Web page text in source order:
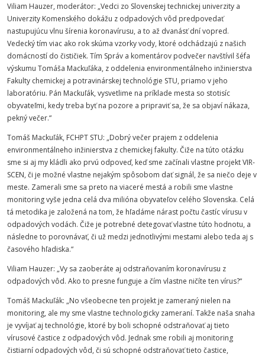
Viliam Hauzer, moderátor: „Vedci zo Slovenskej technickej univerzity a
Univerzity Komenského dokážu z odpadových vôd predpovedať
nastupujúcu vlnu šírenia koronavírusu, a to až dvanásť dní vopred.
Vedecký tím viac ako rok skúma vzorky vody, ktoré odchádzajú z našich
domácností do čističiek. Tím Správ a komentárov podvečer navštívil šéfa
výskumu Tomáša Mackuľáka, z oddelenia environmentálneho inžinierstva
Fakulty chemickej a potravinárskej technológie STU, priamo v jeho
laboratóriu. Pán Mackuľák, vysvetlime na príklade mesta so stotisíc
obyvateľmi, kedy treba byť na pozore a pripraviť sa, že sa objaví nákaza,
pekný večer.“
Tomáš Mackuľák, FCHPT STU: „Dobrý večer prajem z oddelenia
environmentálneho inžinierstva z chemickej fakulty. Čiže na túto otázku
sme si aj my kládli ako prvú odpoveď, keď sme začínali vlastne projekt VIR-
SCEN, či je možné vlastne nejakým spôsobom dať signál, že sa niečo deje v
meste. Zamerali sme sa preto na viaceré mestá a robili sme vlastne
monitoring vyše jedna celá dva milióna obyvateľov celého Slovenska. Celá
tá metodika je založená na tom, že hľadáme nárast počtu častíc vírusu v
odpadových vodách. Čiže je potrebné detegovať vlastne túto hodnotu, a
následne to porovnávať, či už medzi jednotlivými mestami alebo teda aj s
časového hľadiska.“
Viliam Hauzer: „Vy sa zaoberáte aj odstraňovaním koronavírusu z
odpadových vôd. Ako to presne funguje a čím vlastne ničíte ten vírus?“
Tomáš Mackuľák: „No všeobecne ten projekt je zameraný nielen na
monitoring, ale my sme vlastne technologicky zameraní. Takže naša snaha
je vyvíjať aj technológie, ktoré by boli schopné odstraňovať aj tieto
vírusové častice z odpadových vôd. Jednak sme robili aj monitoring
čistiarní odpadových vôd, či sú schopné odstraňovať tieto častice,